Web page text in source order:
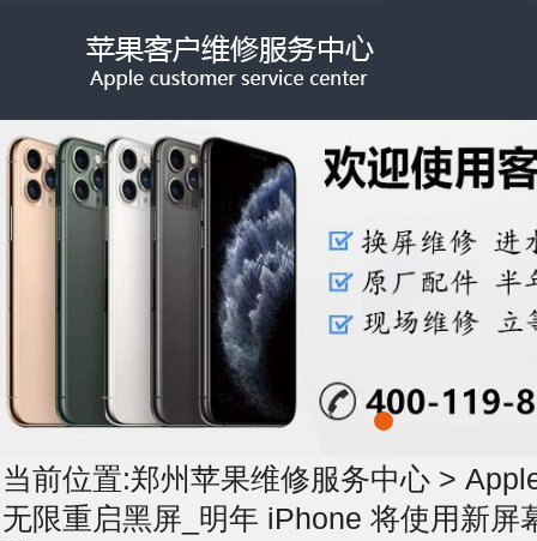
当前位置:郑州苹果维修服务中心 >
无限重启黑屏_明年 iPhone 将使用新屏